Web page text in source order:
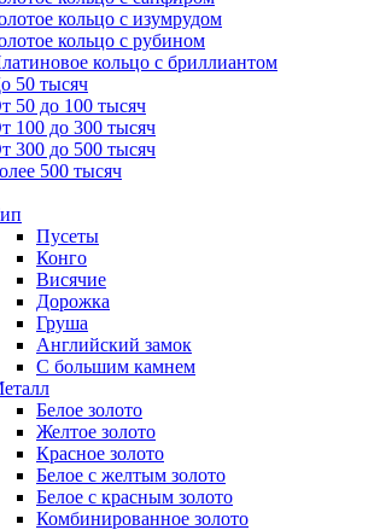
кольцо с изумрудом
кольцо с рубином
кольцо с бриллиантом
50 тысяч
50 до 100 тысяч
100 до 300 тысяч
300 до 500 тысяч
500 тысяч
Пусеты
Конго
Висячие
Дорожка
Груша
Английский замок
С большим камнем
Белое золото
Желтое золото
Красное золото
Белое с желтым золото
Белое с красным золото
Комбинированное золото